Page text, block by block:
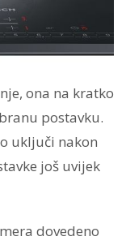
ona na kratko
postavku.
uključi nakon
još uvijek
dovedeno